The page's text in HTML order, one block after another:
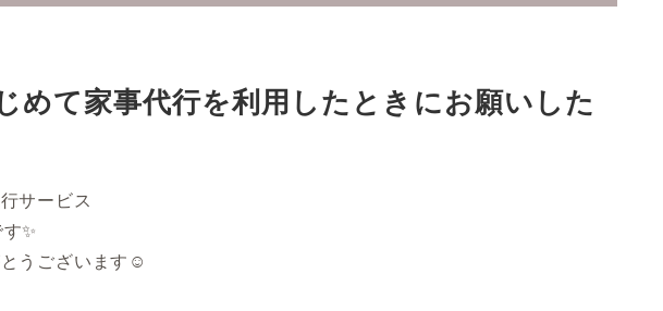
めて家事代行を利用したときにお願いした
サービス
✨
うございます☺